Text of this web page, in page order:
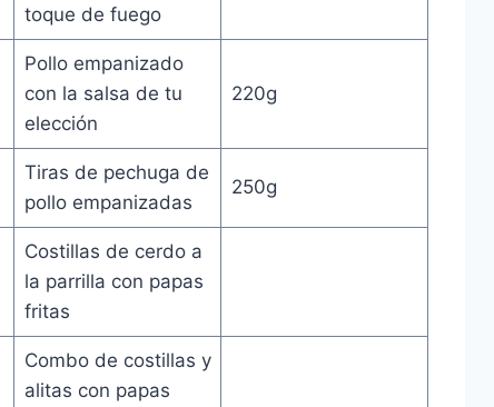
toque de fuego
Pollo empanizado
con la salsa de tu
elección
220g
Tiras de pechuga de
pollo empanizadas
250g
Costillas de cerdo a
la parrilla con papas
fritas
Combo de costillas y
alitas con papas